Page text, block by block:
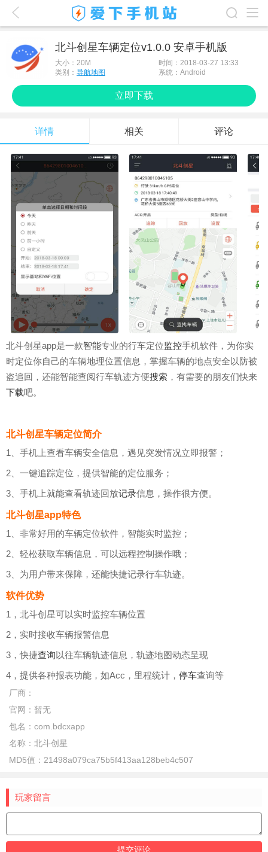
应用排行榜
最新游戏
最新应用
手机使用
游戏攻略
北斗创星车辆定位v1.0.0 安卓手机版
大小： 20M
时间：2018-03-27 13:33
类别： 导航地图 系统：Android
立即下载
详情 相关 评论
北斗创星app是一款智能专业的行车定位监控手机软件，为你实
时定位你自己的车辆地理位置信息，掌握车辆的地点安全以防被
盗追回，还能智能查阅行车轨迹方便搜索 ，有需要的朋友们快来
下载吧。
北斗创星车辆定位简介
1、手机上查看车辆安全信息，遇见突发情况立即报警；
2、一键追踪定位，提供智能的定位服务；
3、手机上就能查看轨迹回放记录信息，操作很方便。
北斗创星app特色
1、非常好用的车辆定位软件，智能实时监控；
2、轻松获取车辆信息，可以远程控制操作哦；
3、为用户带来保障，还能快捷记录行车轨迹。
软件优势
1，北斗创星可以实时监控车辆位置
2，实时接收车辆报警信息
3，快捷查询以往车辆轨迹信息，轨迹地图动态呈现
4，提供各种报表功能，如Acc，里程统计， 停车查询等
厂商：
官网： 暂无
包名： com.bdcxapp
名称： 北斗创星
MD5值： 21498a079ca75b5f413aa128beb4c507
玩家留言